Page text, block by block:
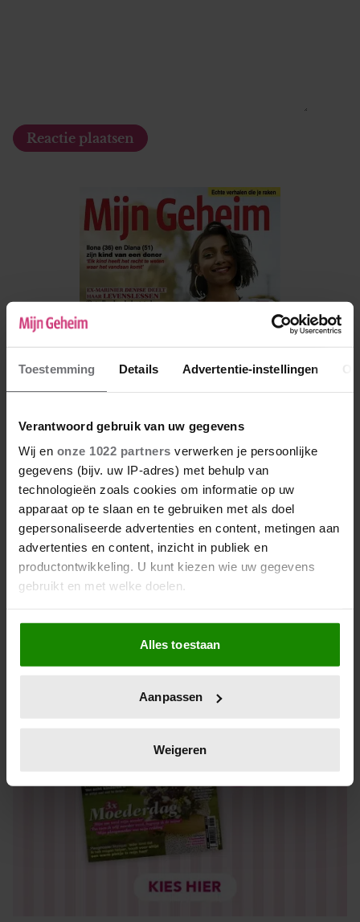
Toestemming Details Advertentie-instellingen
Verantwoord gebruik van uw gegevens
Wij en onze 1022 partners verwerken je persoonlijke
gegevens (bijv. uw IP-adres) met behulp van
technologieën zoals cookies om informatie op uw
apparaat op te slaan en te gebruiken met als doel
gepersonaliseerde advertenties en content, metingen aan
advertenties en content, inzicht in publiek en
productontwikkeling. U kunt kiezen wie uw gegevens
gebruikt en met welke doelen.
Als u het toestaat, willen we ook graag:
Informatie verzamelen over uw geografische locatie,
die tot een paar meter nauwkeurig kan zijn
op specifieke eigenschappen (fingerprinting)
verwerkt en stel uw voorkeuren in het
intrekken in de Cookieverklaring.
We gebruiken cookies om content en advertenties te
personaliseren, om functies voor social media te bieden
en om ons websiteverkeer te analyseren. Ook delen we
informatie over uw gebruik van onze site met onze
Alles toestaan
Aanpassen
Weigeren
De nieuwe Mijn Geheim ligt nu in de winkel
Abonneren
Digitaal lezen
Los kopen